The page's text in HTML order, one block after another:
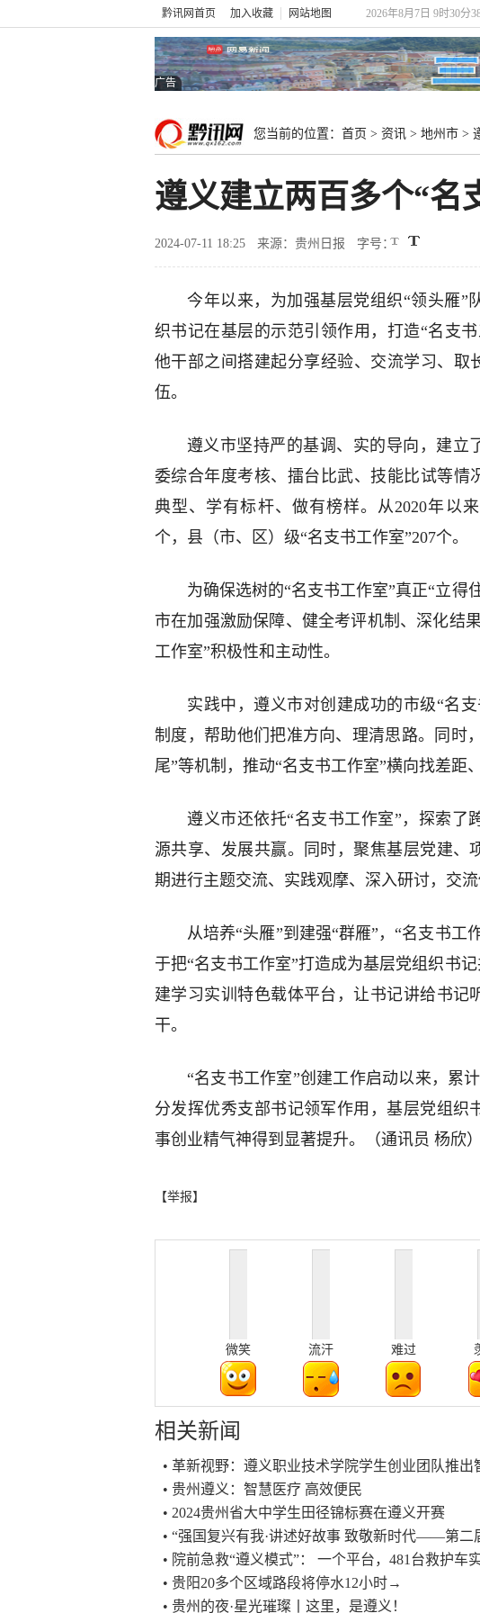
黔讯网首页 加入收藏 网站地图 2026年8月7日 9时30分
广告
您当前的位置： 首页 > 资讯 > 地州市 >
遵义建立两百多个“名
2024-07-11 18:25 来源：贵州日报 字号：
今年以来，为加强基层党组织“领头雁”
织书记在基层的示范引领作用，打造“名支
他干部之间搭建起分享经验、交流学习、取
伍。
遵义市坚持严的基调、实的导向，建立
委综合年度考核、擂台比武、技能比试等情
典型、学有标杆、做有榜样。从2020年以
个，县（市、区）级“名支书工作室”207个。
为确保选树的“名支书工作室”真正“立得
市在加强激励保障、健全考评机制、深化结
工作室”积极性和主动性。
实践中，遵义市对创建成功的市级“名
制度，帮助他们把准方向、理清思路。同时
尾”等机制，推动“名支书工作室”横向找差距
遵义市还依托“名支书工作室”，探索了
源共享、发展共赢。同时，聚焦基层党建、
期进行主题交流、实践观摩、深入研讨，交流
从培养“头雁”到建强“群雁”，“名支书工
于把“名支书工作室”打造成为基层党组织书
建学习实训特色载体平台，让书记讲给书记
干。
“名支书工作室”创建工作启动以来，累
分发挥优秀支部书记领军作用，基层党组织
事创业精气神得到显著提升。（通讯员 杨欣）
【举报】
微笑 流汗 难过
相关新闻
• 革新视野：遵义职业技术学院学生创业团队推出
• 贵州遵义：智慧医疗 高效便民
• 2024贵州省大中学生田径锦标赛在遵义开赛
• “强国复兴有我·讲述好故事 致敬新时代——第二
• 院前急救“遵义模式”： 一个平台，481台救护车
• 贵阳20多个区域路段将停水12小时→
• 贵州的夜·星光璀璨丨这里，是遵义！